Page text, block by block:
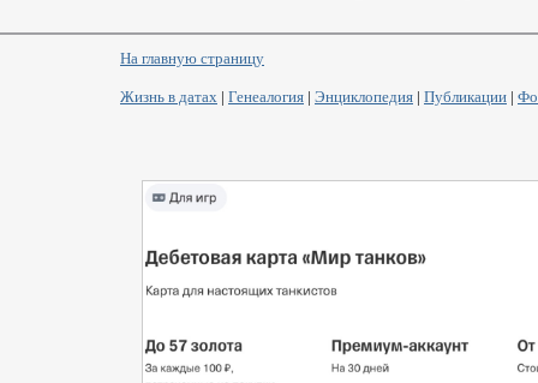
На главную страницу
Жизнь в датах | Генеалогия | Энциклопедия | Публикации |